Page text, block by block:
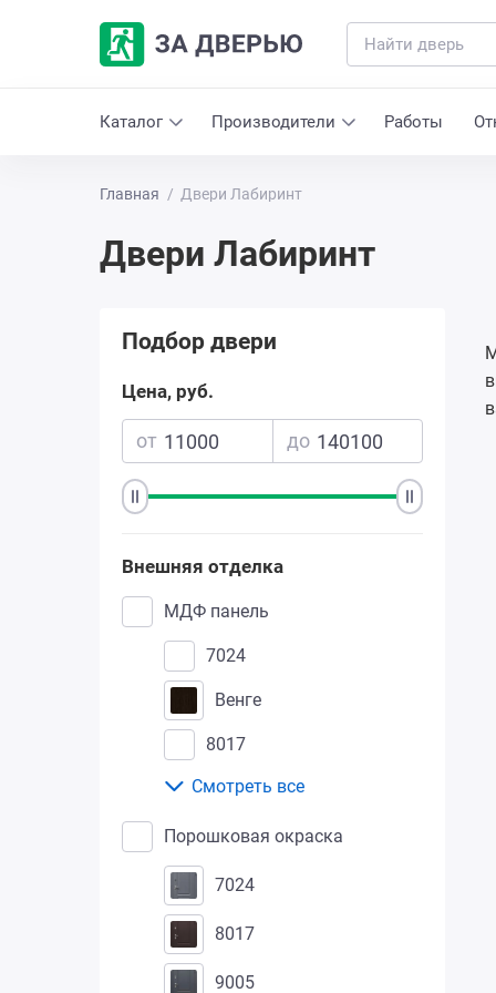
Каталог Производители Работы
Главная Двери Лабиринт
Двери Лабиринт
Подбор двери
Цена, руб.
от до
Внешняя отделка
МДФ панель
7024
венге
8017
сандал
дуб беленый
дуб золотистый
дуб мореный
дуб крафтовый
Смотреть все
Порошковая окраска
7024
8017
9005